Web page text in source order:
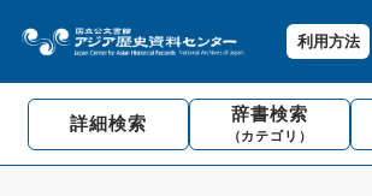
利用方法
詳細検索 辞書検索
（カテゴリ）